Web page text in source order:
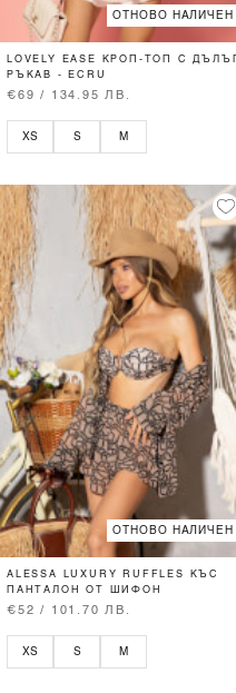
ОТНОВО НАЛИЧЕН
LOVELY EASE КРОП-ТОП С ДЪЛЪГ
РЪКАВ - ECRU
€69 / 134.95 ЛВ.
XS S M
ОТНОВО НАЛИЧЕН
ALESSA LUXURY RUFFLES КЪС
ПАНТАЛОН ОТ ШИФОН
€52 / 101.70 ЛВ.
XS S M